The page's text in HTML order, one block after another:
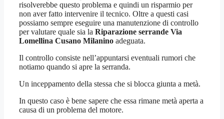
risolverebbe questo problema e quindi un risparmio per
non aver fatto intervenire il tecnico. Oltre a questi casi
possiamo sempre eseguire una manutenzione di controllo
per valutare quale sia la Riparazione serrande Via
Lomellina Cusano Milanino adeguata.
Il controllo consiste nell’appuntarsi eventuali rumori che
notiamo quando si apre la serranda.
Un inceppamento della stessa che si blocca giunta a metà.
In questo caso è bene sapere che essa rimane metà aperta a
causa di un problema del motore.